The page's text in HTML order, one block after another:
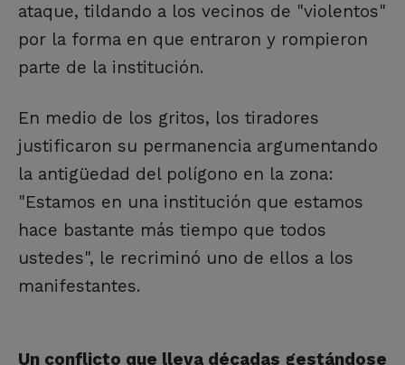
ataque, tildando a los vecinos de "violentos"
por la forma en que entraron y rompieron
parte de la institución.
En medio de los gritos, los tiradores
justificaron su permanencia argumentando
la antigüedad del polígono en la zona:
"Estamos en una institución que estamos
hace bastante más tiempo que todos
ustedes", le recriminó uno de ellos a los
manifestantes.
Un conflicto que lleva décadas gestándose